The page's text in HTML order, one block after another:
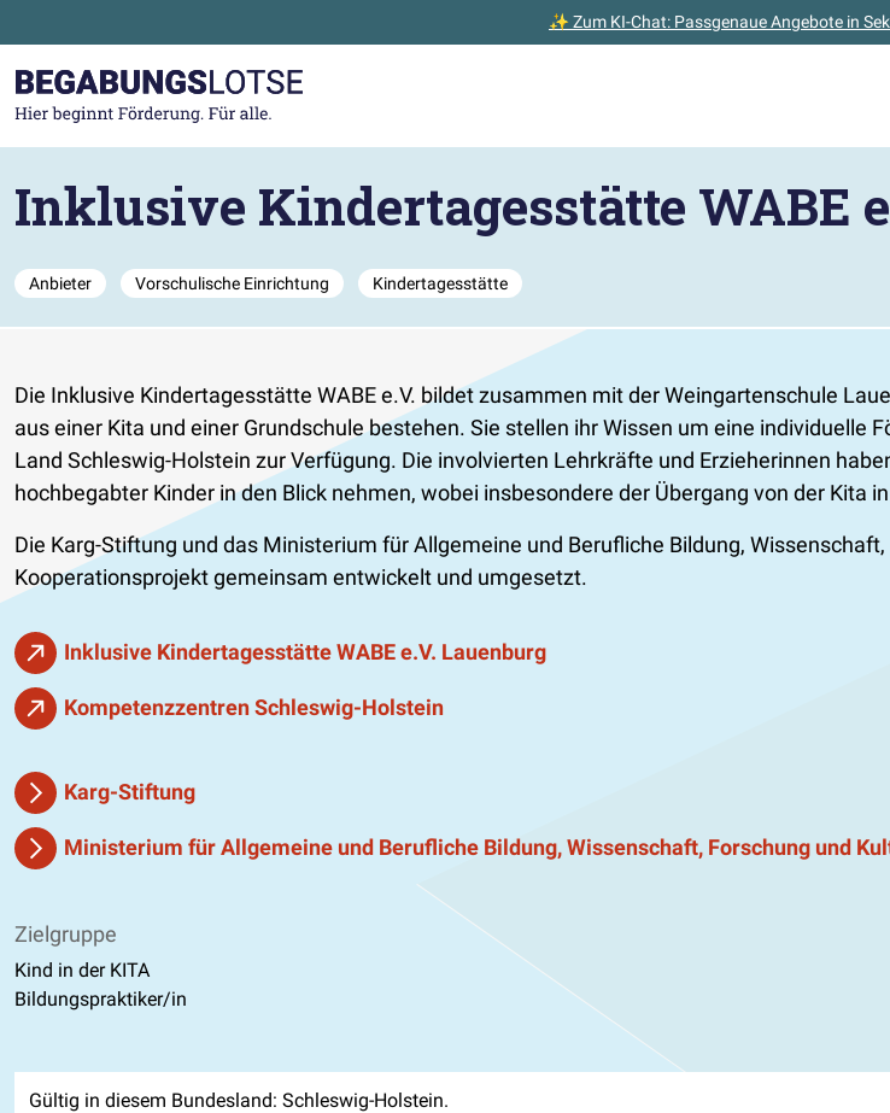
✨ Zum KI-Chat: Passgenaue Angebote in
Zur Startseite gehen
Inklusive Kindertagesstätte WABE
Anbieter Vorschulische Einrichtung Kindertagesstätte
Die Inklusive Kindertagesstätte WABE e.V. bildet zusammen mit der Weingartenschule
aus einer Kita und einer Grundschule bestehen. Sie stellen ihr Wissen um eine
Land Schleswig-Holstein zur Verfügung. Die involvierten Lehrkräfte und Erzieherinnen
hochbegabter Kinder in den Blick nehmen, wobei insbesondere der Übergang von der Kita
Die Karg-Stiftung und das Ministerium für Allgemeine und Berufliche Bildung,
Kooperationsprojekt gemeinsam entwickelt und umgesetzt.
Inklusive Kindertagesstätte WABE e.V. Lauenburg
Kompetenzzentren Schleswig-Holstein
Karg-Stiftung
Ministerium für Allgemeine und Berufliche Bildung, Wissenschaft, Forschung und
Zielgruppe
Kind in der KITA
Bildungspraktiker/in
Gültig in diesem Bundesland: Schleswig-Holstein.